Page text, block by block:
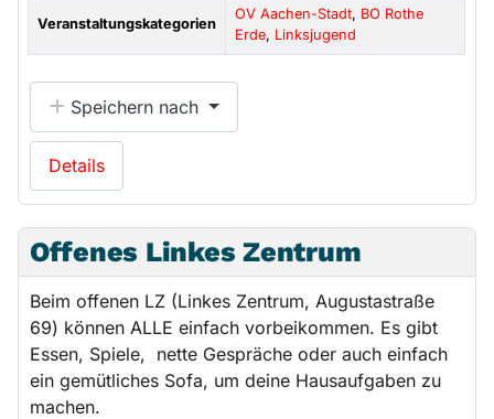
Veranstaltungskategorien
OV Aachen-Stadt, BO Rothe
Erde, Linksjugend
Speichern nach
Details
Offenes Linkes Zentrum
Beim offenen LZ (Linkes Zentrum, Augustastraße
69) können ALLE einfach vorbeikommen. Es gibt
Essen, Spiele, nette Gespräche oder auch einfach
ein gemütliches Sofa, um deine Hausaufgaben zu
machen.